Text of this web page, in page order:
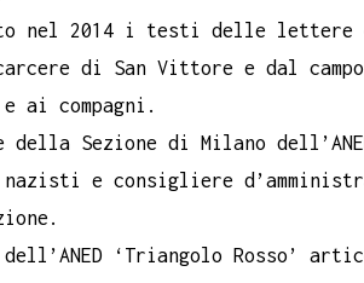
nel 2014 i testi delle lettere
di San Vittore e dal
ai compagni.
della Sezione di Milano
e consigliere
‘Triangolo Rosso’